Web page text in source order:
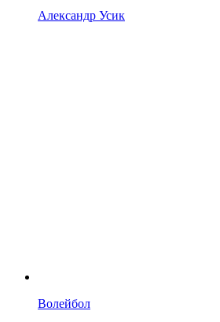
Александр Усик
Волейбол